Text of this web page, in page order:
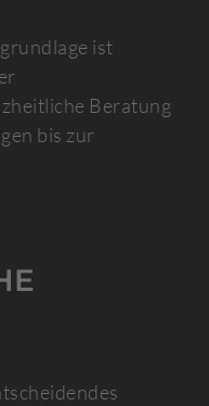
ist
Beratung
bis zur